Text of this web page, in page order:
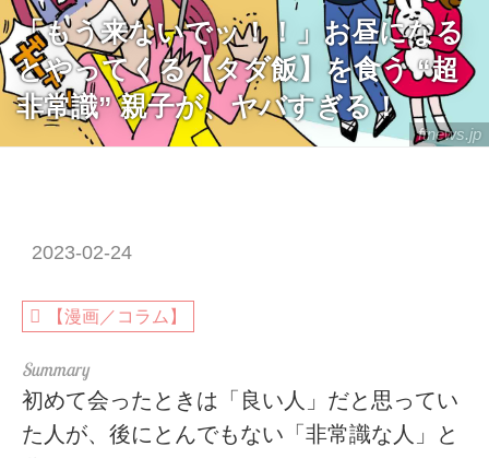
ftnews.jp
「もう来ないでッ！！」お昼になる
とやってくる【タダ飯】を食う “超
非常識” 親子が、ヤバすぎる！
2023-02-24
【漫画／コラム】
初めて会ったときは「良い人」だと思ってい
た人が、後にとんでもない「非常識な人」と